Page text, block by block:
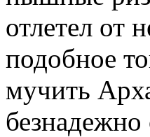
отлетел от
подобное
мучить